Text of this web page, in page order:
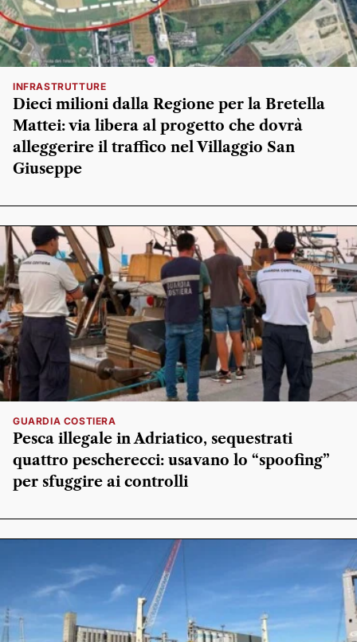
INFRASTRUTTURE
Dieci milioni dalla Regione per la Bretella
Mattei: via libera al progetto che dovrà
alleggerire il traffico nel Villaggio San
Giuseppe
GUARDIA COSTIERA
Pesca illegale in Adriatico, sequestrati
quattro pescherecci: usavano lo “spoofing”
per sfuggire ai controlli